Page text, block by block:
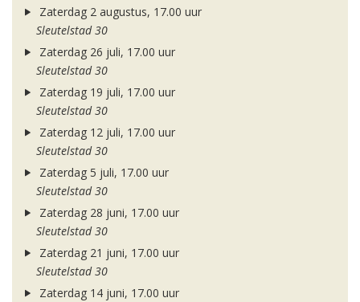
Zaterdag 2 augustus, 17.00 uur
Sleutelstad 30
Zaterdag 26 juli, 17.00 uur
Sleutelstad 30
Zaterdag 19 juli, 17.00 uur
Sleutelstad 30
Zaterdag 12 juli, 17.00 uur
Sleutelstad 30
Zaterdag 5 juli, 17.00 uur
Sleutelstad 30
Zaterdag 28 juni, 17.00 uur
Sleutelstad 30
Zaterdag 21 juni, 17.00 uur
Sleutelstad 30
Zaterdag 14 juni, 17.00 uur